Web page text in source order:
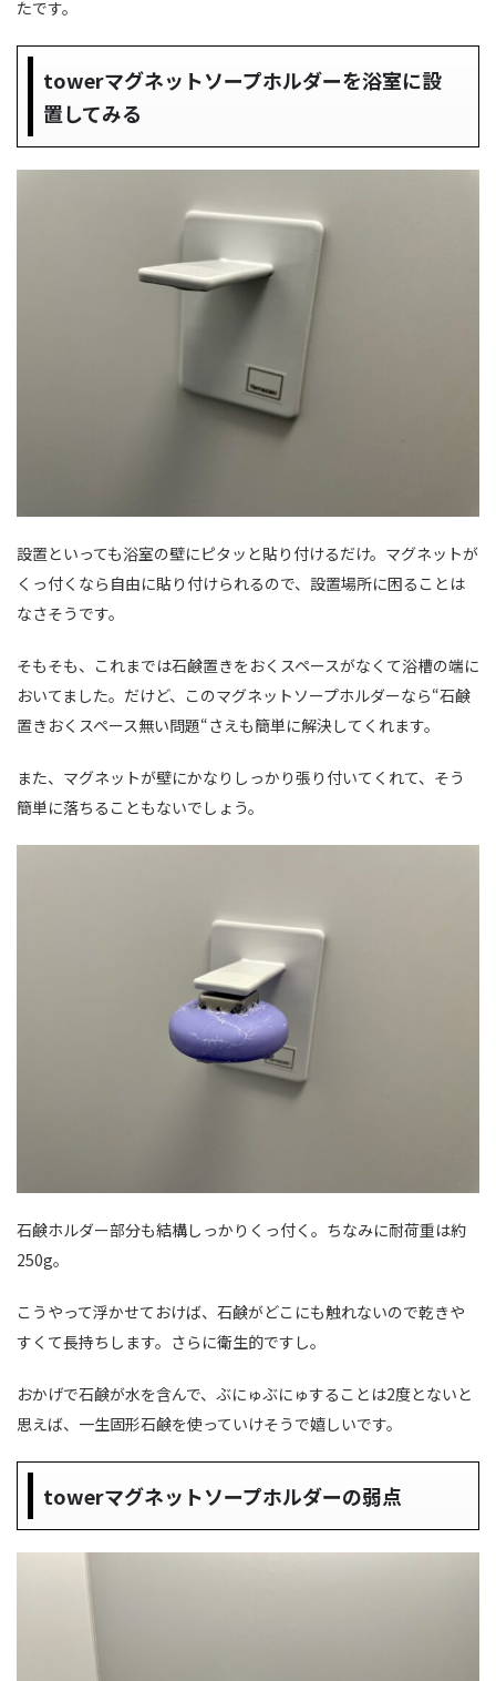
たです。
towerマグネットソープホルダーを浴室に設
置してみる
設置といっても浴室の壁にピタッと貼り付けるだけ。マグネットが
くっ付くなら自由に貼り付けられるので、設置場所に困ることは
なさそうです。
そもそも、これまでは石鹸置きをおくスペースがなくて浴槽の端に
おいてました。だけど、このマグネットソープホルダーなら“石鹸
置きおくスペース無い問題“さえも簡単に解決してくれます。
また、マグネットが壁にかなりしっかり張り付いてくれて、そう
簡単に落ちることもないでしょう。
石鹸ホルダー部分も結構しっかりくっ付く。ちなみに耐荷重は約
250g。
こうやって浮かせておけば、石鹸がどこにも触れないので乾きや
すくて長持ちします。さらに衛生的ですし。
おかげで石鹸が水を含んで、ぶにゅぶにゅすることは2度とないと
思えば、一生固形石鹸を使っていけそうで嬉しいです。
towerマグネットソープホルダーの弱点